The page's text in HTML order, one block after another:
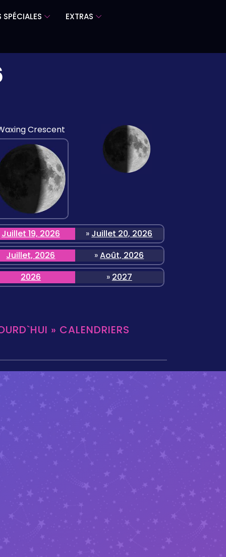
SPÉCIALES
EXTRAS
Crescent
Juillet 19, 2026 » Juillet 20, 2026
Juillet, 2026 »Août, 2026
2026 » 2027
» CALENDRIERS